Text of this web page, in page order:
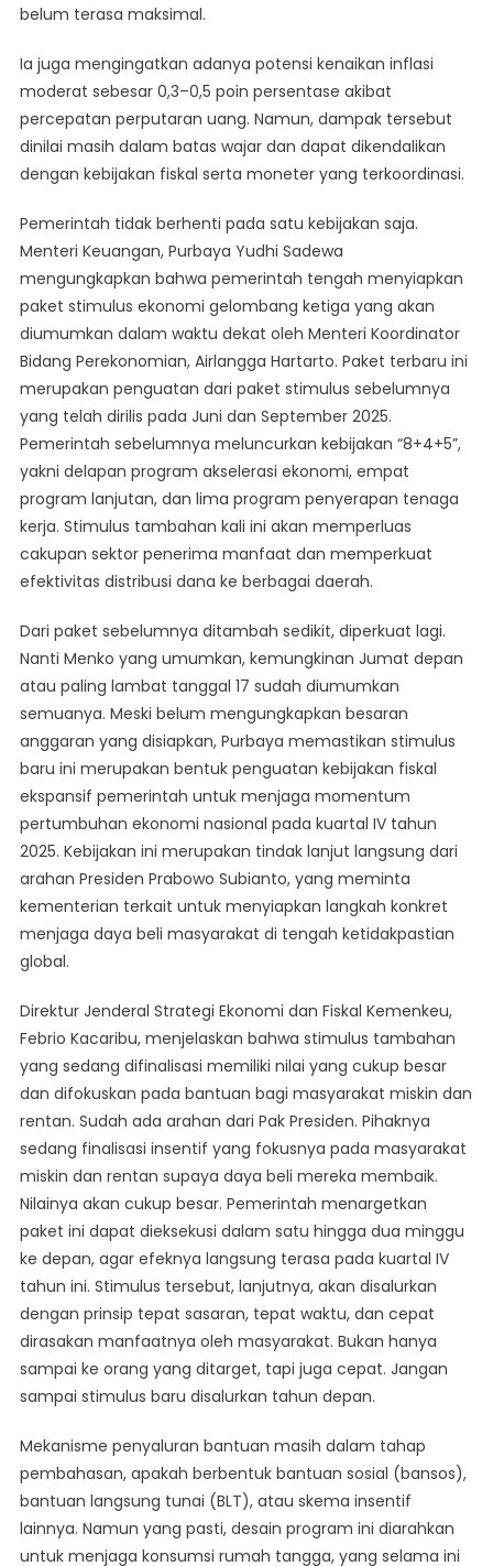
belum terasa maksimal.
Ia juga mengingatkan adanya potensi kenaikan inflasi
moderat sebesar 0,3–0,5 poin persentase akibat
percepatan perputaran uang. Namun, dampak tersebut
dinilai masih dalam batas wajar dan dapat dikendalikan
dengan kebijakan fiskal serta moneter yang terkoordinasi.
Pemerintah tidak berhenti pada satu kebijakan saja.
Menteri Keuangan, Purbaya Yudhi Sadewa
mengungkapkan bahwa pemerintah tengah menyiapkan
paket stimulus ekonomi gelombang ketiga yang akan
diumumkan dalam waktu dekat oleh Menteri Koordinator
Bidang Perekonomian, Airlangga Hartarto. Paket terbaru ini
merupakan penguatan dari paket stimulus sebelumnya
yang telah dirilis pada Juni dan September 2025.
Pemerintah sebelumnya meluncurkan kebijakan “8+4+5”,
yakni delapan program akselerasi ekonomi, empat
program lanjutan, dan lima program penyerapan tenaga
kerja. Stimulus tambahan kali ini akan memperluas
cakupan sektor penerima manfaat dan memperkuat
efektivitas distribusi dana ke berbagai daerah.
Dari paket sebelumnya ditambah sedikit, diperkuat lagi.
Nanti Menko yang umumkan, kemungkinan Jumat depan
atau paling lambat tanggal 17 sudah diumumkan
semuanya. Meski belum mengungkapkan besaran
anggaran yang disiapkan, Purbaya memastikan stimulus
baru ini merupakan bentuk penguatan kebijakan fiskal
ekspansif pemerintah untuk menjaga momentum
pertumbuhan ekonomi nasional pada kuartal IV tahun
2025. Kebijakan ini merupakan tindak lanjut langsung dari
arahan Presiden Prabowo Subianto, yang meminta
kementerian terkait untuk menyiapkan langkah konkret
menjaga daya beli masyarakat di tengah ketidakpastian
global.
Direktur Jenderal Strategi Ekonomi dan Fiskal Kemenkeu,
Febrio Kacaribu, menjelaskan bahwa stimulus tambahan
yang sedang difinalisasi memiliki nilai yang cukup besar
dan difokuskan pada bantuan bagi masyarakat miskin dan
rentan. Sudah ada arahan dari Pak Presiden. Pihaknya
sedang finalisasi insentif yang fokusnya pada masyarakat
miskin dan rentan supaya daya beli mereka membaik.
Nilainya akan cukup besar. Pemerintah menargetkan
paket ini dapat dieksekusi dalam satu hingga dua minggu
ke depan, agar efeknya langsung terasa pada kuartal IV
tahun ini. Stimulus tersebut, lanjutnya, akan disalurkan
dengan prinsip tepat sasaran, tepat waktu, dan cepat
dirasakan manfaatnya oleh masyarakat. Bukan hanya
sampai ke orang yang ditarget, tapi juga cepat. Jangan
sampai stimulus baru disalurkan tahun depan.
Mekanisme penyaluran bantuan masih dalam tahap
pembahasan, apakah berbentuk bantuan sosial (bansos),
bantuan langsung tunai (BLT), atau skema insentif
lainnya. Namun yang pasti, desain program ini diarahkan
untuk menjaga konsumsi rumah tangga, yang selama ini